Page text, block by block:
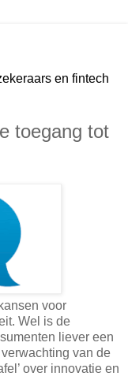
en fintech
toegang tot
voor
Wel is de
liever een
van de
over innovatie en